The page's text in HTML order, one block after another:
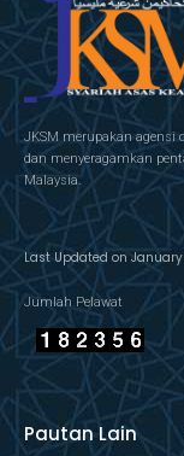
JKSM merupakan agensi
dan menyeragamkan
Malaysia.
Last Updated on
Jumlah Pelawat
Pautan Lain